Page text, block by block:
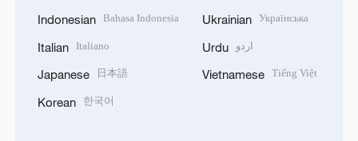
Indonesian Bahasa Indonesia
Italian Italiano
Japanese 日本語
Korean 한국어
Ukrainian Українська
Urdu اردو
Vietnamese Tiếng Việt